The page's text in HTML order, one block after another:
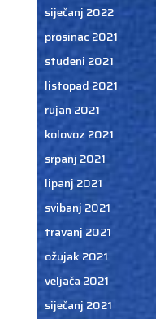
siječanj 2022
prosinac 2021
studeni 2021
listopad 2021
rujan 2021
kolovoz 2021
srpanj 2021
lipanj 2021
svibanj 2021
travanj 2021
ožujak 2021
veljača 2021
siječanj 2021